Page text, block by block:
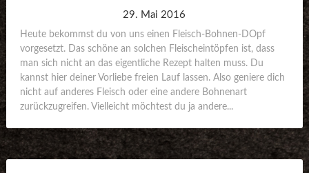
29. Mai 2016
Heute bekommst du von uns einen Fleisch-Bohnen-DOpf
vorgesetzt. Das schöne an solchen Fleischeintöpfen ist, dass
man sich nicht an das eigentliche Rezept halten muss. Du
kannst hier deiner Vorliebe freien Lauf lassen. Also geniere dich
nicht auf anderes Fleisch oder eine andere Bohnenart
zurückzugreifen. Vielleicht möchtest du ja andere...